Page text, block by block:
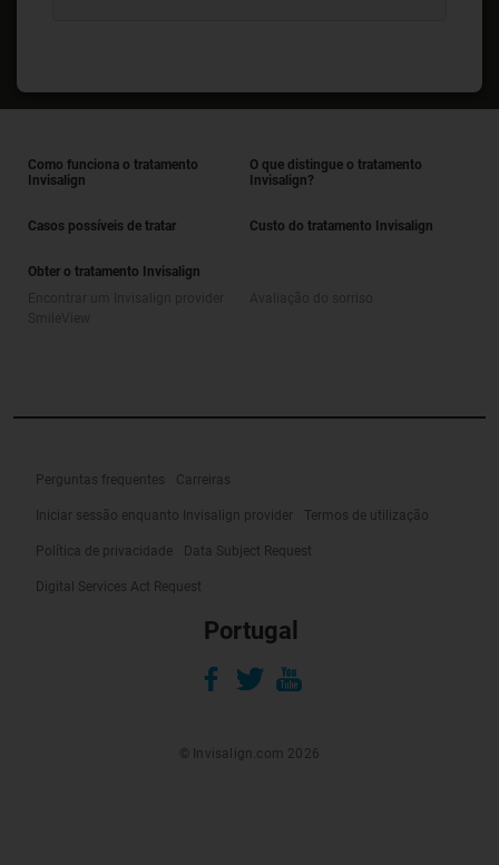
Como funciona o tratamento
Invisalign
O que distingue o tratamento
Invisalign?
Casos possíveis de tratar Custo do tratamento Invisalign
Obter o tratamento Invisalign
Perguntas frequentes Carreiras
Iniciar sessão enquanto Invisalign provider Termos de utilização
Política de privacidade Data Subject Request
Digital Services Act Request
Portugal
© Invisalign.com 2026